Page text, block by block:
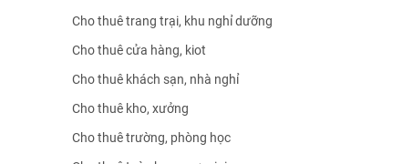
Cho thuê trang trại, khu nghỉ dưỡng
Cho thuê cửa hàng, kiot
Cho thuê khách sạn, nhà nghỉ
Cho thuê kho, xưởng
Cho thuê trường, phòng học